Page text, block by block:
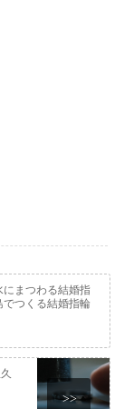
にまつわる結婚指
でつくる結婚指輪
>>